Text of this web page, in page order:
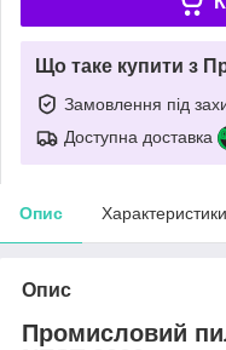
Що таке купити з
Замовлення під
Доступна доставка
Опис Характеристики
Опис
Промисловий